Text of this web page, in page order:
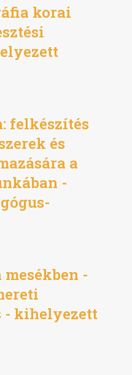
korai
felkészítés
és
a
-
-
- kihelyezett